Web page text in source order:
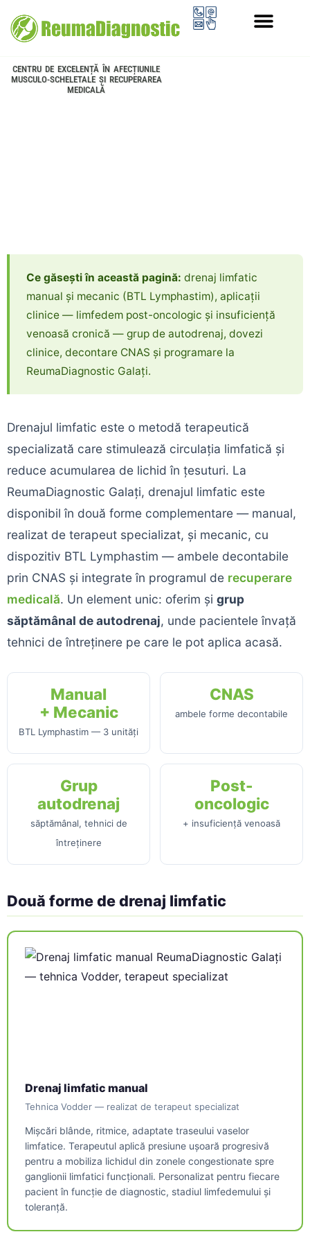
CENTRU DE EXCELENȚĂ ÎN AFECȚIUNILE
MUSCULO-SCHELETALE ȘI RECUPERAREA
MEDICALĂ
Ce găsești în această pagină: drenaj limfatic
manual și mecanic (BTL Lymphastim), aplicații
clinice — limfedem post-oncologic și insuficiență
venoasă cronică — grup de autodrenaj, dovezi
clinice, decontare CNAS și programare la
ReumaDiagnostic Galați.
Drenajul limfatic este o metodă terapeutică
specializată care stimulează circulația limfatică și
reduce acumularea de lichid în țesuturi. La
ReumaDiagnostic Galați, drenajul limfatic este
disponibil în două forme complementare — manual,
realizat de terapeut specializat, și mecanic, cu
dispozitiv BTL Lymphastim — ambele decontabile
prin CNAS și integrate în programul de recuperare
medicală. Un element unic: oferim și grup
săptămânal de autodrenaj, unde pacientele învață
tehnici de întreținere pe care le pot aplica acasă.
Manual
+ Mecanic
BTL Lymphastim — 3 unități
CNAS
ambele forme decontabile
Grup
autodrenaj
săptămânal, tehnici de
întreținere
Post-
oncologic
+ insuficiență venoasă
Două forme de drenaj limfatic
Drenaj limfatic manual
Tehnica Vodder — realizat de terapeut specializat
Mișcări blânde, ritmice, adaptate traseului vaselor
limfatice. Terapeutul aplică presiune ușoară progresivă
pentru a mobiliza lichidul din zonele congestionate spre
ganglionii limfatici funcționali. Personalizat pentru fiecare
pacient în funcție de diagnostic, stadiul limfedemului și
toleranță.